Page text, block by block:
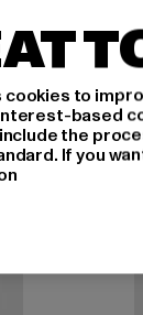
cookies to
based
the
If you